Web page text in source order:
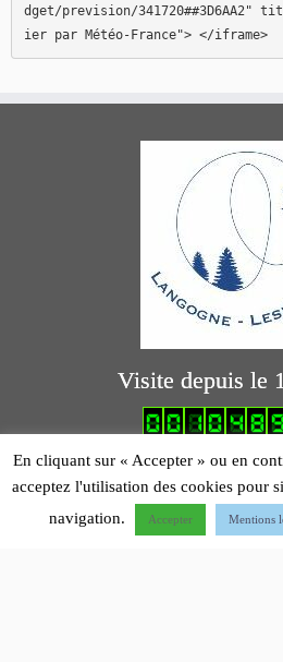
dget/prevision/341720##3D6AA2"
ier par Météo-France"> </iframe>
Visite depuis le
Mentions
En cliquant sur « Accepter » ou en
acceptez l'utilisation des cookies pour
navigation.
Accepter Mentions